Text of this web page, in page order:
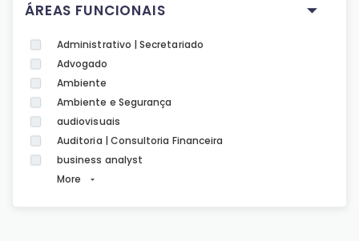
ÁREAS FUNCIONAIS
Administrativo | Secretariado
Advogado
Ambiente
Ambiente e Segurança
audiovisuais
Auditoria | Consultoria Financeira
business analyst
More